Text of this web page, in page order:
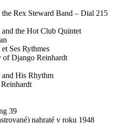
Rex Steward Band – Dial 215
the Hot Club Quintet
Ses Rythmes
of Django Reinhardt
and His Rhythm
39
nahraté v roku 1948